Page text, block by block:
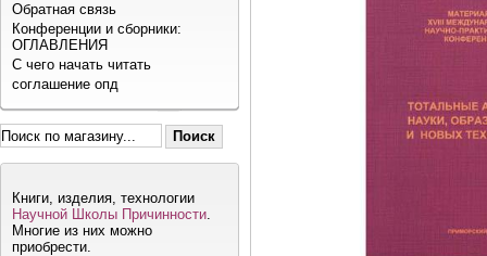
Обратная связь
Конференции и сборники:
ОГЛАВЛЕНИЯ
С чего начать читать
соглашение опд
Книги, изделия, технологии
Научной Школы Причинности
Многие из них можно
приобрести.